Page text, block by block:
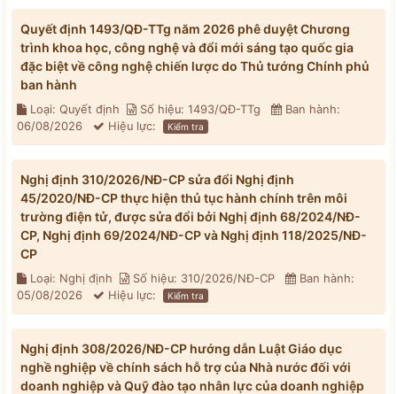
Quyết định 1493/QĐ-TTg năm 2026 phê duyệt Chương
trình khoa học, công nghệ và đổi mới sáng tạo quốc gia
đặc biệt về công nghệ chiến lược do Thủ tướng Chính phủ
ban hành
Loại: Quyết định Số hiệu: 1493/QĐ-TTg
Ban hành:
06/08/2026
Hiệu lực: Kiểm tra
Nghị định 310/2026/NĐ-CP sửa đổi Nghị định
45/2020/NĐ-CP thực hiện thủ tục hành chính trên môi
trường điện tử, được sửa đổi bởi Nghị định 68/2024/NĐ-
CP, Nghị định 69/2024/NĐ-CP và Nghị định 118/2025/NĐ-
CP
Loại: Nghị định Số hiệu: 310/2026/NĐ-CP
Ban hành:
05/08/2026
Hiệu lực: Kiểm tra
Nghị định 308/2026/NĐ-CP hướng dẫn Luật Giáo dục
nghề nghiệp về chính sách hỗ trợ của Nhà nước đối với
doanh nghiệp và Quỹ đào tạo nhân lực của doanh nghiệp